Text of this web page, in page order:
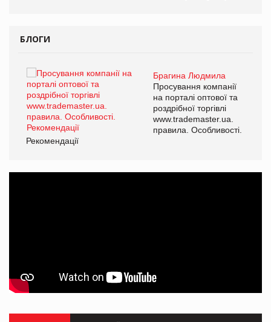
БЛОГИ
Брагина Людмила
Просування компанії
на порталі оптової та
роздрібної торгівлі
www.trademaster.ua.
правила. Особливості.
Рекомендації